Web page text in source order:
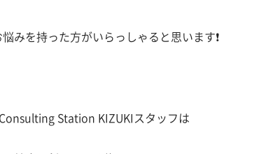
みを持った方がいらっしゃると思います❗️
Station KIZUKIスタッフは